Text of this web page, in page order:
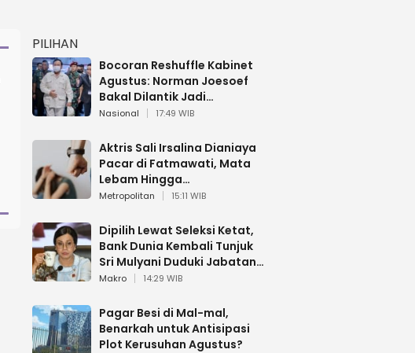
PILIHAN
Bocoran Reshuffle Kabinet
Agustus: Norman Joesoef
Bakal Dilantik Jadi
Wamenhan RI
Nasional 17:49 WIB
Aktris Sali Irsalina Dianiaya
Pacar di Fatmawati, Mata
Lebam Hingga
Diselamatkan Polantas
Metropolitan 15:11 WIB
Dipilih Lewat Seleksi Ketat,
Bank Dunia Kembali Tunjuk
Sri Mulyani Duduki Jabatan
Strategis
Makro 14:29 WIB
Pagar Besi di Mal-mal,
Benarkah untuk Antisipasi
Plot Kerusuhan Agustus?